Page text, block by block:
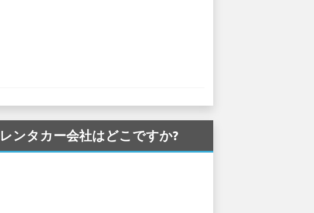
ンタカー会社はどこですか?